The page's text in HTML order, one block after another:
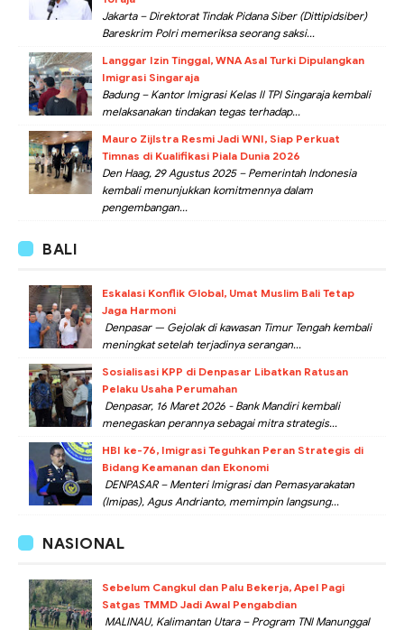
Jakarta – Direktorat Tindak Pidana Siber (Dittipidsiber)
Bareskrim Polri memeriksa seorang saksi...
Langgar Izin Tinggal, WNA Asal Turki Dipulangkan
Imigrasi Singaraja
Badung – Kantor Imigrasi Kelas II TPI Singaraja kembali
melaksanakan tindakan tegas terhadap...
Mauro Zijlstra Resmi Jadi WNI, Siap Perkuat
Timnas di Kualifikasi Piala Dunia 2026
Den Haag, 29 Agustus 2025 – Pemerintah Indonesia
kembali menunjukkan komitmennya dalam
pengembangan...
BALI
Eskalasi Konflik Global, Umat Muslim Bali Tetap
Jaga Harmoni
Denpasar — Gejolak di kawasan Timur Tengah kembali
meningkat setelah terjadinya serangan...
Sosialisasi KPP di Denpasar Libatkan Ratusan
Pelaku Usaha Perumahan
Denpasar, 16 Maret 2026 - Bank Mandiri kembali
menegaskan perannya sebagai mitra strategis...
HBI ke-76, Imigrasi Teguhkan Peran Strategis di
Bidang Keamanan dan Ekonomi
DENPASAR – Menteri Imigrasi dan Pemasyarakatan
(Imipas), Agus Andrianto, memimpin langsung...
NASIONAL
Sebelum Cangkul dan Palu Bekerja, Apel Pagi
Satgas TMMD Jadi Awal Pengabdian
MALINAU, Kalimantan Utara – Program TNI Manunggal